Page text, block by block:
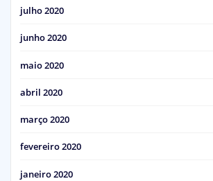
julho 2020
junho 2020
maio 2020
abril 2020
março 2020
fevereiro 2020
janeiro 2020